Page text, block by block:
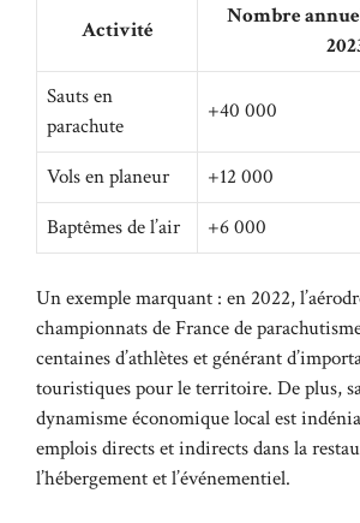
Activité
Nombre
Sauts en
parachute
+40 000
Vols en planeur
+12 000
Baptêmes de l’air
+6 000
Un exemple marquant : en 2022,
championnats de France de
centaines d’athlètes et générant
touristiques pour le territoire. De plus,
dynamisme économique local est
emplois directs et indirects dans la
l’hébergement et l’événementiel.